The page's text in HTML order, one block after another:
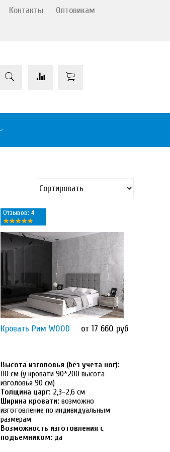
Контакты
Оптовикам
Отзывов: 4
Кровать Рим WOOD от 17 660 руб
Высота изголовья (без учета ног):
110 см (у кровати 90*200 высота
изголовья 90 см)
Толщина царг: 2,3-2,6 см
Ширина кровати: возможно
изготовление по индивидуальным
размерам
Возможность изготовления с
подъемником: да